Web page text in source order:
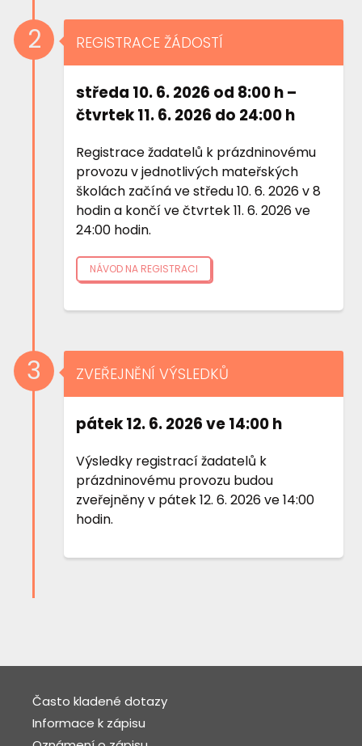
2 REGISTRACE ŽÁDOSTÍ
středa 10. 6. 2026 od 8:00 h –
čtvrtek 11. 6. 2026 do 24:00 h
Registrace žadatelů k prázdninovému
provozu v jednotlivých mateřských
školách začíná ve středu 10. 6. 2026 v 8
hodin a končí ve čtvrtek 11. 6. 2026 ve
24:00 hodin.
NÁVOD NA REGISTRACI
3 ZVEŘEJNĚNÍ VÝSLEDKŮ
pátek 12. 6. 2026 ve 14:00 h
Výsledky registrací žadatelů k
prázdninovému provozu budou
zveřejněny v pátek 12. 6. 2026 ve 14:00
hodin.
Často kladené dotazy
Informace k zápisu